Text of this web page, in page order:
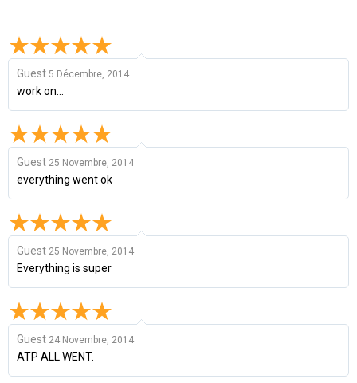
Guest 5 Décembre, 2014
work on...
Guest 25 Novembre, 2014
everything went ok
Guest 25 Novembre, 2014
Everything is super
Guest 24 Novembre, 2014
ATP ALL WENT.